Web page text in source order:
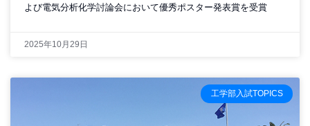
よび電気分析化学討論会において優秀ポスター発表賞を受賞
2025年10月29日
工学部入試TOPICS